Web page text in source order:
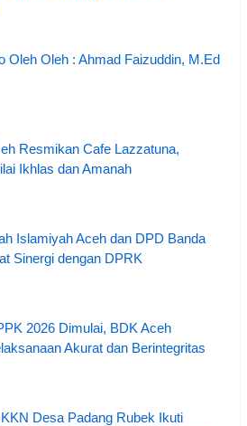
Oleh Oleh : Ahmad Faizuddin, M.Ed
Resmikan Cafe Lazzatuna,
Ikhlas dan Amanah
Islamiyah Aceh dan DPD Banda
Sinergi dengan DPRK
2026 Dimulai, BDK Aceh
Akurat dan Berintegritas
Desa Padang Rubek Ikuti